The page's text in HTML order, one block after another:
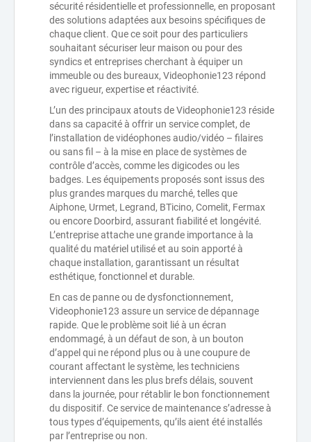
sécurité résidentielle et professionnelle, en proposant
des solutions adaptées aux besoins spécifiques de
chaque client. Que ce soit pour des particuliers
souhaitant sécuriser leur maison ou pour des
syndics et entreprises cherchant à équiper un
immeuble ou des bureaux, Videophonie123 répond
avec rigueur, expertise et réactivité.
L’un des principaux atouts de Videophonie123 réside
dans sa capacité à offrir un service complet, de
l’installation de vidéophones audio/vidéo – filaires
ou sans fil – à la mise en place de systèmes de
contrôle d’accès, comme les digicodes ou les
badges. Les équipements proposés sont issus des
plus grandes marques du marché, telles que
Aiphone, Urmet, Legrand, BTicino, Comelit, Fermax
ou encore Doorbird, assurant fiabilité et longévité.
L’entreprise attache une grande importance à la
qualité du matériel utilisé et au soin apporté à
chaque installation, garantissant un résultat
esthétique, fonctionnel et durable.
En cas de panne ou de dysfonctionnement,
Videophonie123 assure un service de dépannage
rapide. Que le problème soit lié à un écran
endommagé, à un défaut de son, à un bouton
d’appel qui ne répond plus ou à une coupure de
courant affectant le système, les techniciens
interviennent dans les plus brefs délais, souvent
dans la journée, pour rétablir le bon fonctionnement
du dispositif. Ce service de maintenance s’adresse à
tous types d’équipements, qu’ils aient été installés
par l’entreprise ou non.